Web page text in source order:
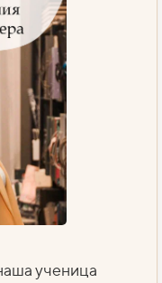
ученица